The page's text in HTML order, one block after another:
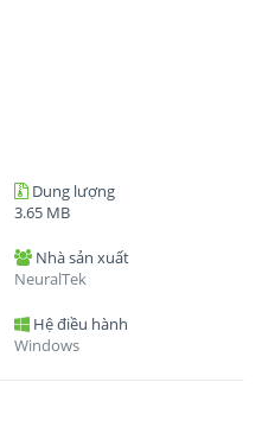
Dung lượng
3.65 MB
Nhà sản xuất
NeuralTek
Hệ điều hành
Windows